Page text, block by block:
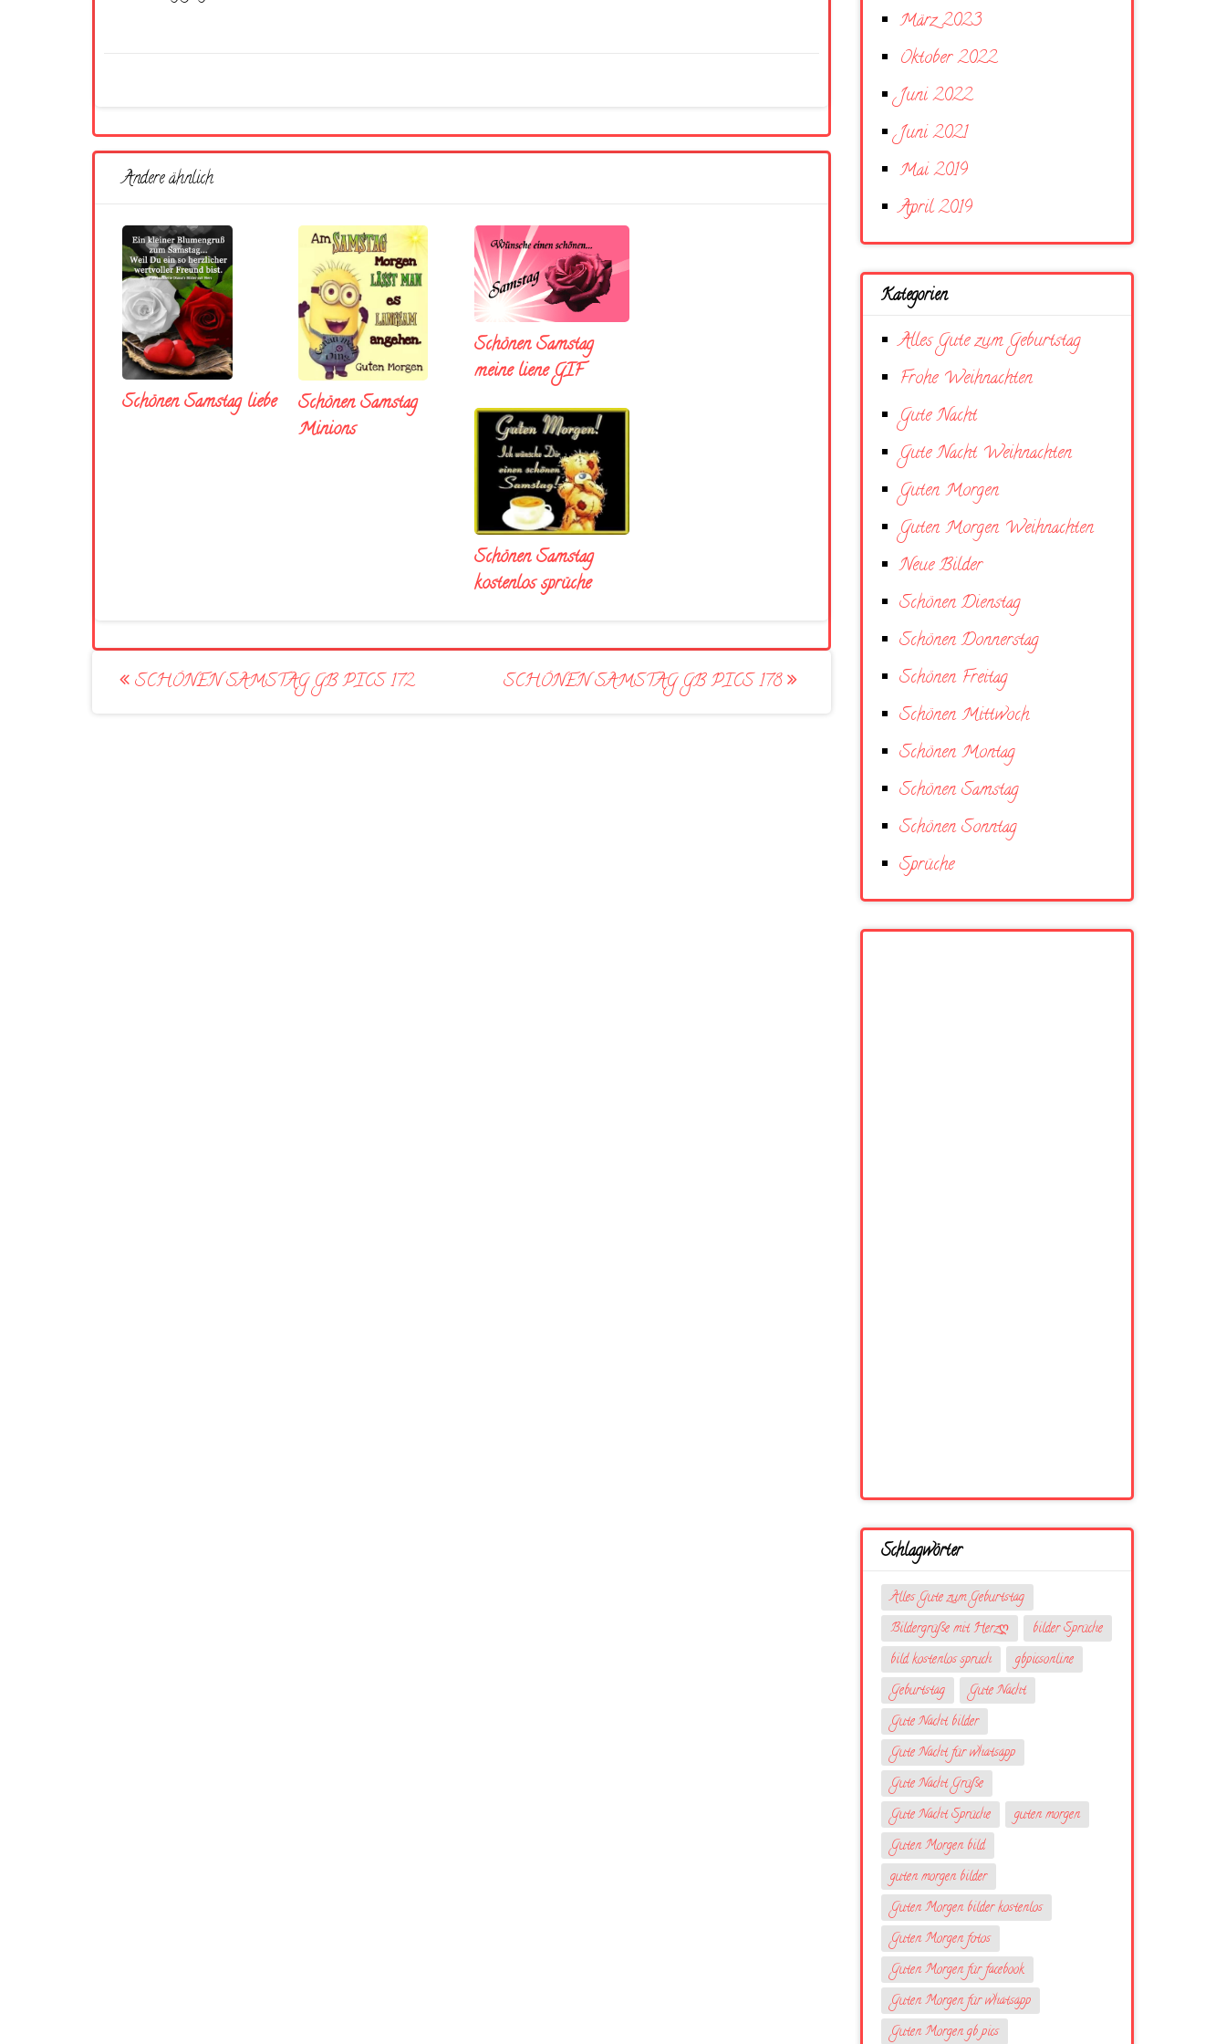
Andere ähnlich
Schönen Samstag liebe
Schönen Samstag
Minions
Schönen Samstag
meine liene GIF
Schönen Samstag
kostenlos sprüche
Post
SCHÖNEN SAMSTAG GB PICS 172 SCHÖNEN SAMSTAG GB PICS 178
März 2023
Oktober 2022
Juni 2022
Juni 2021
Mai 2019
April 2019
Kategorien
Alles Gute zum Geburtstag
Frohe Weihnachten
Gute Nacht
Gute Nacht Weihnachten
Guten Morgen
Guten Morgen Weihnachten
Neue Bilder
Schönen Dienstag
Schönen Donnerstag
Schönen Freitag
Schönen Mittwoch
Schönen Montag
Schönen Samstag
Schönen Sonntag
Sprüche
Schlagwörter
Alles Gute zum Geburtstag
Bildergrüße mit Herzღ
bilder Sprüche
bild kostenlos spruch
gbpicsonline
Geburtstag
Gute Nacht
Gute Nacht bilder
Gute Nacht für whatsapp
Gute Nacht Grüße
Gute Nacht Sprüche
guten morgen
Guten Morgen bild
guten morgen bilder
Guten Morgen bilder kostenlos
Guten Morgen fotos
Guten Morgen für facebook
Guten Morgen für whatsapp
Guten Morgen gb pics